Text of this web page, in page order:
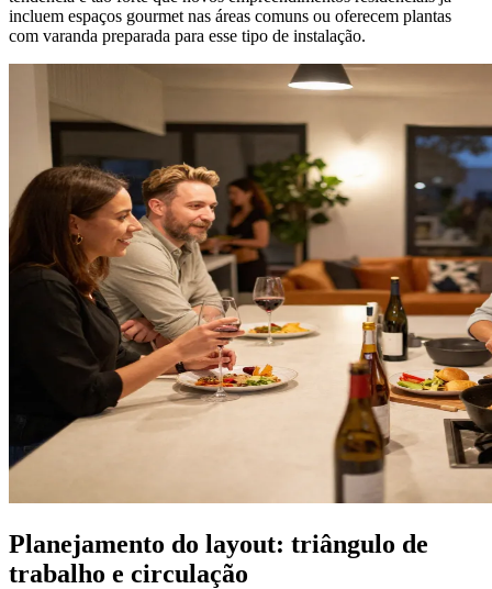
incluem espaços gourmet nas áreas comuns ou oferecem plantas
com varanda preparada para esse tipo de instalação.
Planejamento do layout: triângulo de
trabalho e circulação